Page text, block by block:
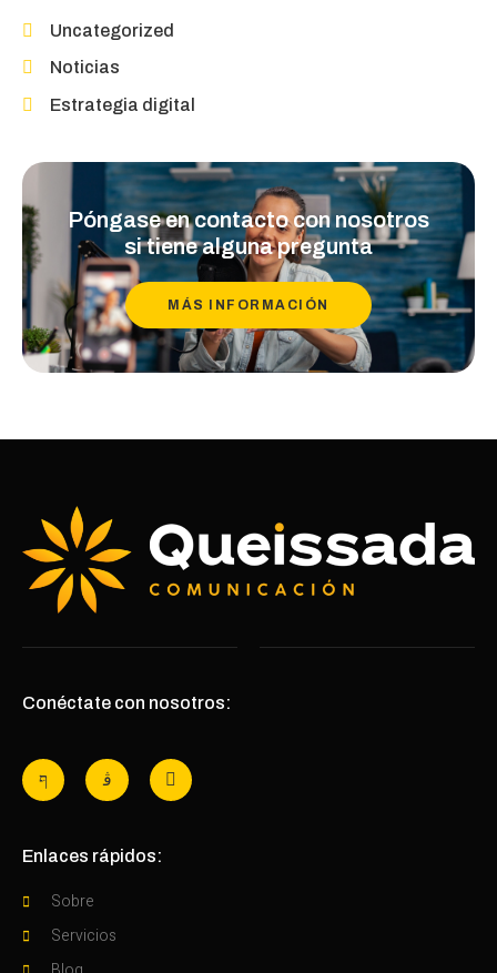
Uncategorized
Noticias
Estrategia digital
Póngase en contacto con nosotros
si tiene alguna pregunta
MÁS INFORMACIÓN
Conéctate con nosotros:
Enlaces rápidos:
Sobre
Servicios